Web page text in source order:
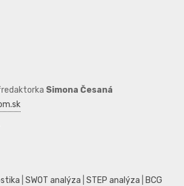
Simona Česaná
SWOT analýza STEP analýza
BCG